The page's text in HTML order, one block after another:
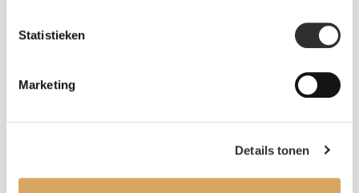
Statistieken
Marketing
Details tonen